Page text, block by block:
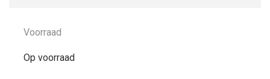
Voorraad
Op voorraad